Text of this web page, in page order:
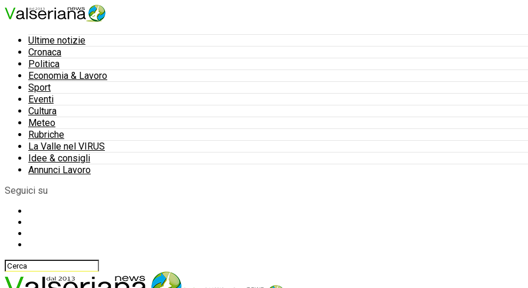
Ultime notizie
Cronaca
Politica
Economia & Lavoro
Sport
Eventi
Cultura
Meteo
Rubriche
La Valle nel VIRUS
Idee & consigli
Annunci Lavoro
Seguici su